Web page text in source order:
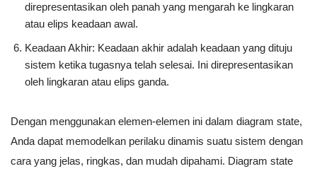
direpresentasikan oleh panah yang mengarah ke lingkaran
atau elips keadaan awal.
Keadaan Akhir: Keadaan akhir adalah keadaan yang dituju
sistem ketika tugasnya telah selesai. Ini direpresentasikan
oleh lingkaran atau elips ganda.
Dengan menggunakan elemen-elemen ini dalam diagram state,
Anda dapat memodelkan perilaku dinamis suatu sistem dengan
cara yang jelas, ringkas, dan mudah dipahami. Diagram state